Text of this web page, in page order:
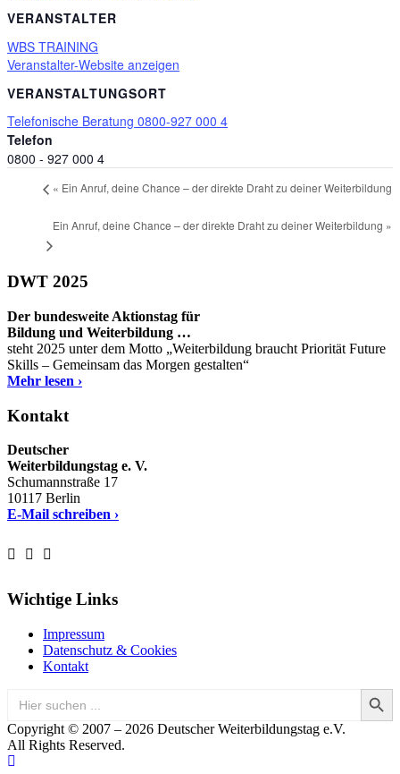
VERANSTALTER
WBS TRAINING
Veranstalter-Website anzeigen
VERANSTALTUNGSORT
Telefonische Beratung 0800-927 000 4
Telefon
0800 - 927 000 4
« Ein Anruf, deine Chance – der direkte Draht zu deiner Weiterbildung
Ein Anruf, deine Chance – der direkte Draht zu deiner Weiterbildung »
DWT 2025
Der bundesweite Aktionstag für
Bildung und Weiterbildung …
steht 2025 unter dem Motto „Weiterbildung braucht Priorität Future
Skills – Gemeinsam das Morgen gestalten“
Mehr lesen ›
Kontakt
Deutscher
Weiterbildungstag e. V.
Schumannstraße 17
10117 Berlin
E-Mail schreiben ›
Wichtige Links
Impressum
Datenschutz & Cookies
Kontakt
for:
Search Button
Copyright © 2007 – 2026 Deutscher Weiterbildungstag e.V.
All Rights Reserved.